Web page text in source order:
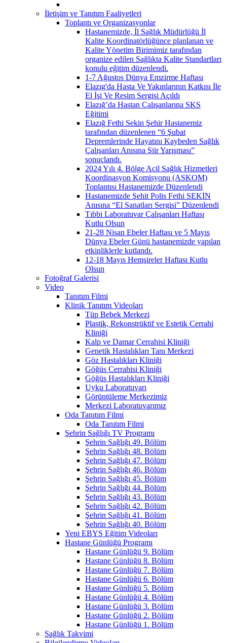
İletişim ve Tanıtım Faaliyetleri
Toplantı ve Organizasyonlar
Hastanemizde, İl Sağlık Müdürlüğü İl
Kalite Koordinatörlüğünce planlanan ve
Kalite Yönetim Birimimiz tarafından
organize edilen Sağlıkta Kalite Standartları
konulu eğitim düzenlendi.
1-7 Ağustos Dünya Emzirme Haftası
Elazıg'da Hasta Ve Yakınlarının Katkısı İle
El İşi Ve Resim Sergisi Açıldı
Elazığ’da Hastan Çalışanlarına SKS
Eğitimi
Elazığ Fethi Sekin Şehir Hastanemiz
tarafından düzenlenen “6 Şubat
Depremlerinde Hayatını Kaybeden Sağlık
Çalışanları Anısına Şiir Yarışması”
sonuçlandı.
2024 Yılı 4. Bölge Acil Sağlık Hizmetleri
Koordinasyon Komisyonu (ASKOM)
Toplantısı Hastanemizde Düzenlendi
Hastanemizde Şehit Polis Fethi SEKİN
Anısına “El Sanatları Sergisi” Düzenlendi
Tıbbi Laboratuvar Çalışanları Haftası
Kutlu Olsun
21-28 Nisan Ebeler Haftası ve 5 Mayıs
Dünya Ebeler Günü hastanemizde yapılan
etkinliklerle kutlandı.
12-18 Mayıs Hemşireler Haftası Kutlu
Olsun
Fotoğraf Galerisi
Video
Tanıtım Filmi
Klinik Tanıtım Videoları
Tüp Bebek Merkezi
Plastik, Rekonstrüktif ve Estetik Cerrahi
Kliniği
Kalp ve Damar Cerrahisi Kliniği
Genetik Hastalıkları Tanı Merkezi
Göz Hastalıkları Kliniği
Göğüs Cerrahisi Kliniği
Göğüs Hastalıkları Kliniği
Uyku Laboratuvarı
Görüntüleme Merkezimiz
Merkezi Laboratuvarımız
Oda Tanıtım Filmi
Oda Tanıtım Filmi
Şehrin Sağlığı TV Programı
Şehrin Sağlığı 49. Bölüm
Şehrin Sağlığı 48. Bölüm
Şehrin Sağlığı 47. Bölüm
Şehrin Sağlığı 46. Bölüm
Şehrin Sağlığı 45. Bölüm
Şehrin Sağlığı 44. Bölüm
Şehrin Sağlığı 43. Bölüm
Şehrin Sağlığı 42. Bölüm
Şehrin Sağlığı 41. Bölüm
Şehrin Sağlığı 40. Bölüm
Yeni EBYS Eğitim Videoları
Hastane Günlüğü Programı
Hastane Günlüğü 9. Bölüm
Hastane Günlüğü 8. Bölüm
Hastane Günlüğü 7. Bölüm
Hastane Günlüğü 6. Bölüm
Hastane Günlüğü 5. Bölüm
Hastane Günlüğü 4. Bölüm
Hastane Günlüğü 3. Bölüm
Hastane Günlüğü 2. Bölüm
Hastane Günlüğü 1. Bölüm
Sağlık Takvimi